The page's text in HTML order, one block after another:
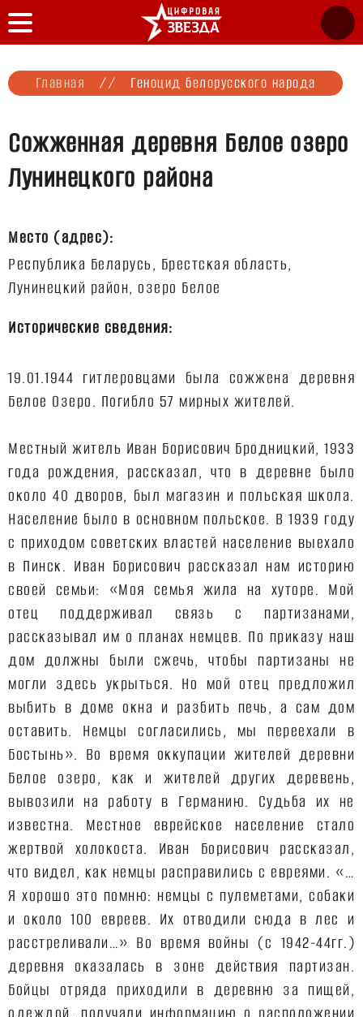
Главная // Геноцид белорусского народа
Сожженная деревня Белое озеро
Лунинецкого района
Место (адрес):
Республика Беларусь, Брестская область,
Исторические сведения:
19.01.1944 гитлеровцами была сожжена деревня
Белое Озеро. Погибло 57 мирных жителей.
Местный житель Иван Борисович Бродницкий, 1933
года рождения, рассказал, что в деревне было
около 40 дворов, был магазин и польская школа.
Население было в основном польское. В 1939 году
с приходом советских властей население выехало
в Пинск. Иван Борисович рассказал нам историю
своей семьи: «Моя семья жила на хуторе. Мой
отец поддерживал связь с партизанами,
рассказывал им о планах немцев. По приказу наш
дом должны были сжечь, чтобы партизаны не
могли здесь укрыться. Но мой отец предложил
выбить в доме окна и разбить печь, а сам дом
оставить. Немцы согласились, мы переехали в
Бостынь». Во время оккупации жителей деревни
Белое озеро, как и жителей других деревень,
вывозили на работу в Германию. Судьба их не
известна. Местное еврейское население стало
жертвой холокоста. Иван Борисович рассказал,
что видел, как немцы расправились с евреями. «…
Я хорошо это помню: немцы с пулеметами, собаки
и около 100 евреев. Их отводили сюда в лес и
расстреливали…» Во время войны (с 1942-44гг.)
деревня оказалась в зоне действия партизан.
Бойцы отряда приходили в деревню за пищей,